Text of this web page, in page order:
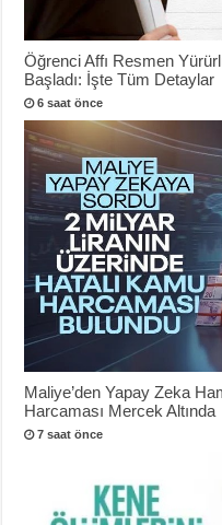
Öğrenci Affı Resmen
Başladı: İşte Tüm Detaylar
6 saat önce
Maliye’den Yapay Zeka
Harcaması Mercek Altında
7 saat önce